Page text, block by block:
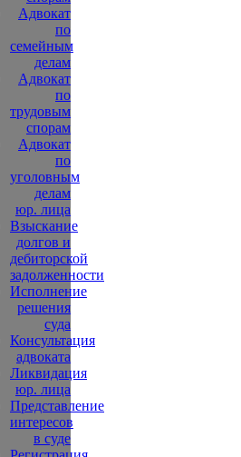
Адвокат
по
семейным
делам
Адвокат
по
трудовым
спорам
Адвокат
по
уголовным
делам
юр. лица
Взыскание
долгов и
дебиторской
задолженности
Исполнение
решения
суда
Консультация
адвоката
Ликвидация
юр. лица
Представление
интересов
в суде